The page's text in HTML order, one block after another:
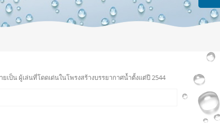
ป็น ผู้เล่นที่โดดเด่นในโพรงสร้างบรรยากาศน้ำตั้งแต่ปี 2544